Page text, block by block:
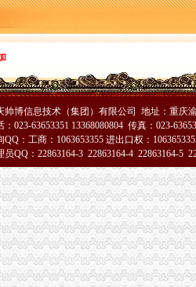
司条件专项行动
一”代办一般纳税人
一般纳税人认定标准场
交税场端掉两个黑窝点
注册流程儿童节食品安全工作
施进一步深化信息化建设
中化“五抓”成效明显
四项措施化装食品监管
一般纳税人公司注册环境
率先单设合同监督管理科
措施确保3.30工程质量
迎接3.30任务检查
发地理信息（GIS）系统
般纳税人注册流程场
品安全专项整
力措施确保清理规范食品经营主体资格工作
帅博信息技术（集团）有限公司 地址：重庆
：023-63653351 13368080804 传真：023-
QQ：工商：1063653355 进出口权：
员QQ：22863164-3 22863164-4 22863164-5